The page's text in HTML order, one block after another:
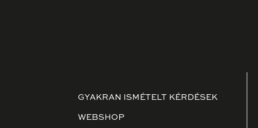
GYAKRAN ISMÉTELT KÉRDÉSEK
WEBSHOP